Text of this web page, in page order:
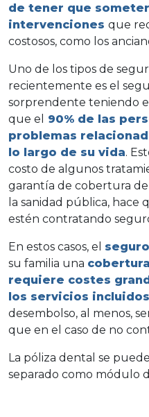
de tener que
intervenciones que
costosos, como los
Uno de los tipos de
recientemente es el
sorprendente teniendo
que el
90% de las
problemas
lo largo de su vida.
costo de algunos
garantía de cobertura
la sanidad pública, hace
estén contratando
En estos casos, el
su familia una
requiere costes
los servicios
desembolso, al menos,
que en el caso de no
La póliza dental se
separado como módulo